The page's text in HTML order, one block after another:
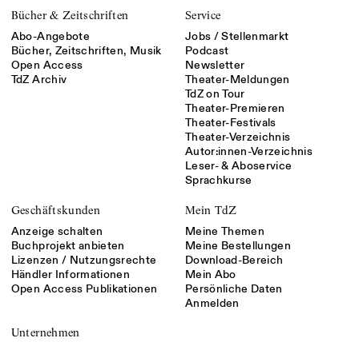
Bücher & Zeitschriften
Abo-Angebote
Bücher, Zeitschriften, Musik
Open Access
TdZ Archiv
Service
Jobs / Stellenmarkt
Podcast
Newsletter
Theater-Meldungen
TdZ on Tour
Theater-Premieren
Theater-Festivals
Theater-Verzeichnis
Autor:innen-Verzeichnis
Leser- & Aboservice
Sprachkurse
Geschäftskunden
Anzeige schalten
Buchprojekt anbieten
Lizenzen / Nutzungsrechte
Händler Informationen
Open Access Publikationen
Mein TdZ
Meine Themen
Meine Bestellungen
Download-Bereich
Mein Abo
Persönliche Daten
Anmelden
Unternehmen